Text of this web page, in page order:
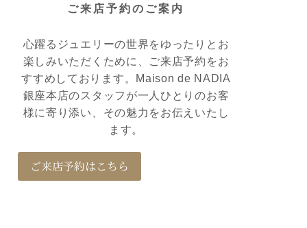
ご来店予約のご案内
心躍るジュエリーの世界をゆったりとお
楽しみいただくために、ご来店予約をお
すすめしております。Maison de NADIA
銀座本店のスタッフが一人ひとりのお客
様に寄り添い、その魅力をお伝えいたし
ます。